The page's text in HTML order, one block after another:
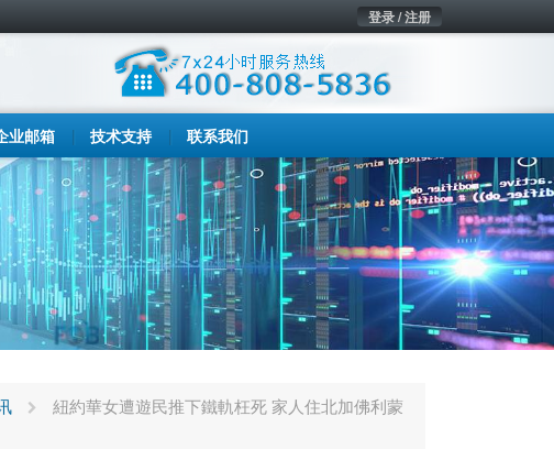
登录 / 注册
业邮箱 技术支持 联系我们
紐約華女遭遊民推下鐵軌枉死 家人住北加佛利蒙